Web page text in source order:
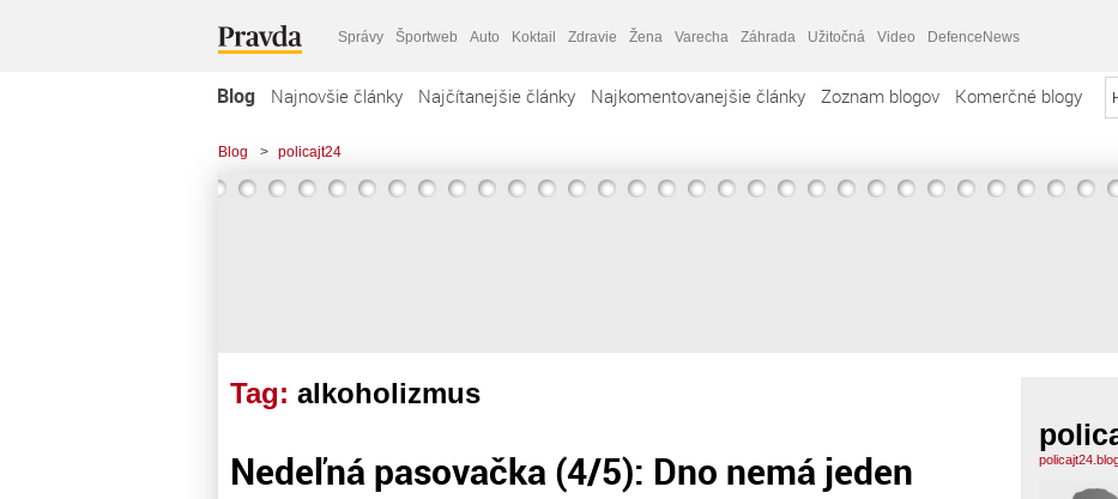
Správy Športweb Auto Koktail Zdravie Žena Varecha Záhrada Užitočná Video DefenceNews
Blog Najnovšie články Najčítanejšie články Najkomentovanejšie články Zoznam blogov Komerčné blogy
Blog > policajt24
Tag: alkoholizmus
Nedeľná pasovačka (4/5): Dno nemá jeden